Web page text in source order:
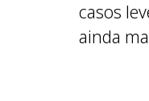
casos
ainda